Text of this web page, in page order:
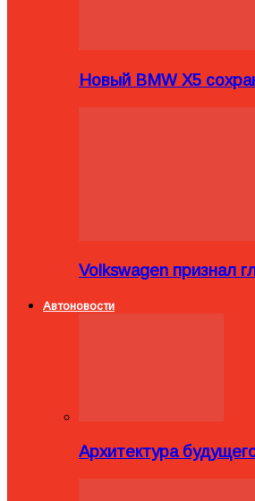
Новый BMW X5
Volkswagen признал
Автоновости
Архитектура